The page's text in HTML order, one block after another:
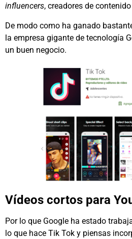
influencers, creadores de
De modo como ha ganado
la empresa gigante de tecnología
un buen negocio.
Vídeos cortos para
Por lo que Google ha estado
lo que hace Tik Tok y piensas